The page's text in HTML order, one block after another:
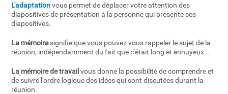
L'adaptationvous permet de déplacer votre attention des
diapositives de présentation à la personne qui présente ces
diapositives.
La mémoiresignifie que vous pouvez vous rappeler le sujet de la
réunion, indépendamment du fait que c'était long et ennuyeux...
La mémoire de travail vous donne la possibilité de comprendre et
de suivre l'ordre logique des idées qui sont discutées durant la
réunion.